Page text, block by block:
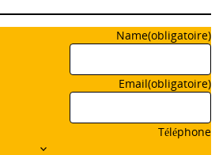
Name(obligatoire)
Email(obligatoire)
Téléphone